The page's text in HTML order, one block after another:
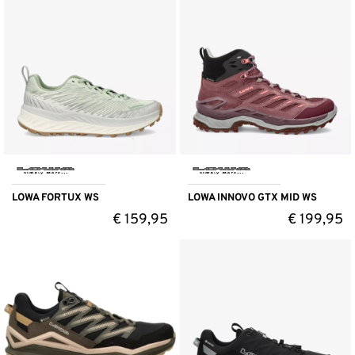
LOWA FORTUX WS
€159,95
LOWA INNOVO GTX MID WS
€199,95